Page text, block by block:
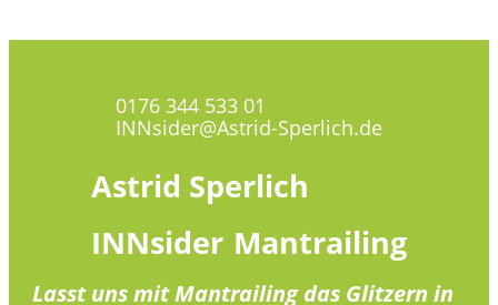
0176 344 533 01
INNsider@Astrid-Sperlich.de
Astrid Sperlich
INNsider Mantrailing
Lasst uns mit Mantrailing das Glitzern in